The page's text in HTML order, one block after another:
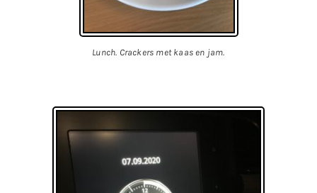
Lunch. Crackers met kaas en jam.